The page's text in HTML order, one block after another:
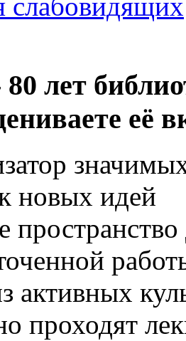
слабовидящих
80 лет
её
новых идей
активных
проходят